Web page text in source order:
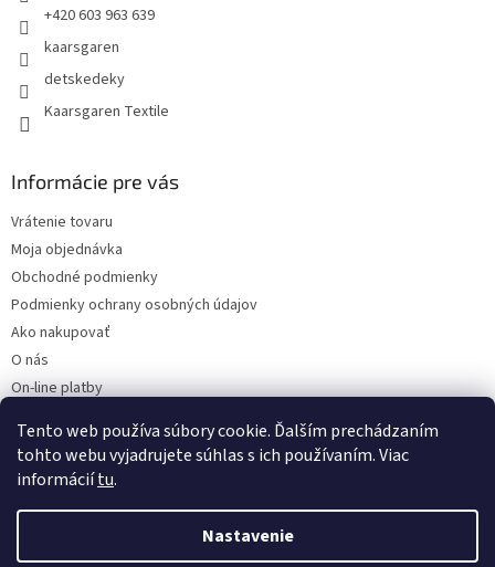
Tento web používa súbory cookie. Ďalším prechádzaním
tohto webu vyjadrujete súhlas s ich používaním. Viac
informáciítu.
Nastavenie
+420 603 963 639
kaarsgaren
detskedeky
Kaarsgaren Textile
Informácie pre vás
Vrátenie tovaru
Moja objednávka
Obchodné podmienky
Podmienky ochrany osobných údajov
Ako nakupovať
O nás
On-line platby
Čo dať do kočíka v zime?
Vytvoril Shoptet